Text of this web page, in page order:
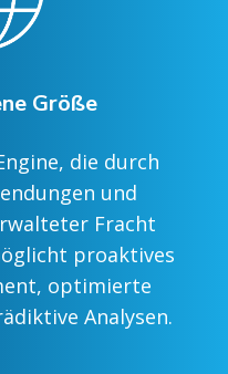
Größe
die durch
und
Fracht
proaktives
optimierte
Analysen.